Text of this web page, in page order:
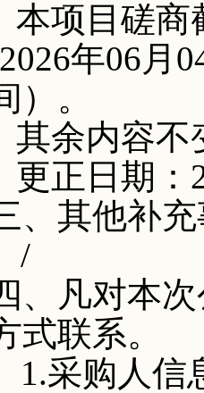
本项目磋商
年06月
）。
其余内容不
更正日期：
、其他补
/
、凡对本
式联系。
1.采购人信